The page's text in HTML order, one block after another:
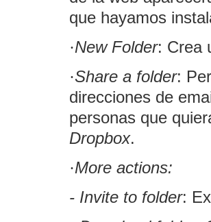
que hayamos
·New Folder: Crea
·Share a folder:
direcciones de
personas que
Dropbox.
·More actions:
- Invite to folder: